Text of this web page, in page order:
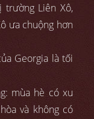
trường Liên Xô,
ưa chuộng hơn
Georgia là tối
mùa hè có xu
và không có